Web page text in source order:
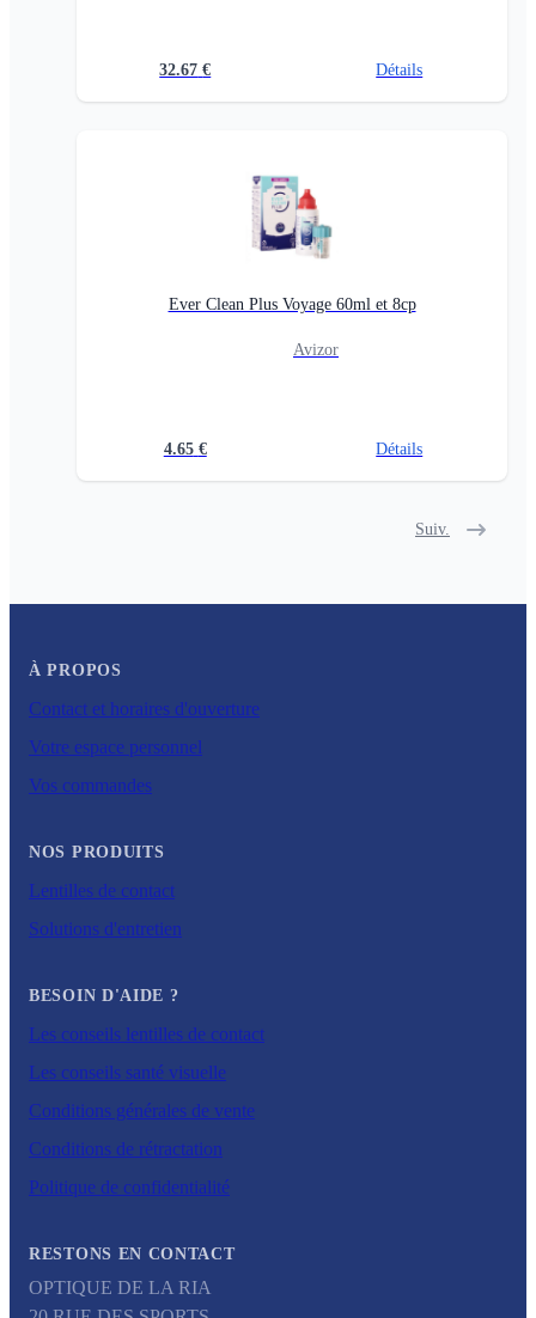
32.67 € Détails
Ever Clean Plus Voyage 60ml et 8cp
Avizor
4.65 € Détails
Suiv.
À PROPOS
Contact et horaires d'ouverture
Votre espace personnel
Vos commandes
NOS PRODUITS
Lentilles de contact
Solutions d'entretien
BESOIN D'AIDE ?
Les conseils lentilles de contact
Les conseils santé visuelle
Conditions générales de vente
Conditions de rétractation
Politique de confidentialité
RESTONS EN CONTACT
OPTIQUE DE LA RIA